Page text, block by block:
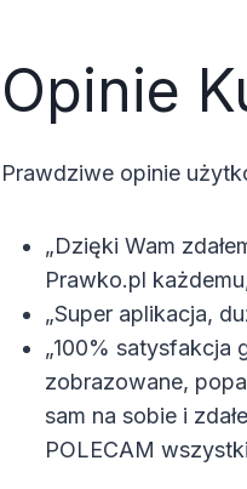
Opinie
Prawdziwe opinie
„Dzięki Wam
Prawko.pl
„Super aplikacja,
„100% satysfakcja
zobrazowane,
sam na sobie i
POLECAM